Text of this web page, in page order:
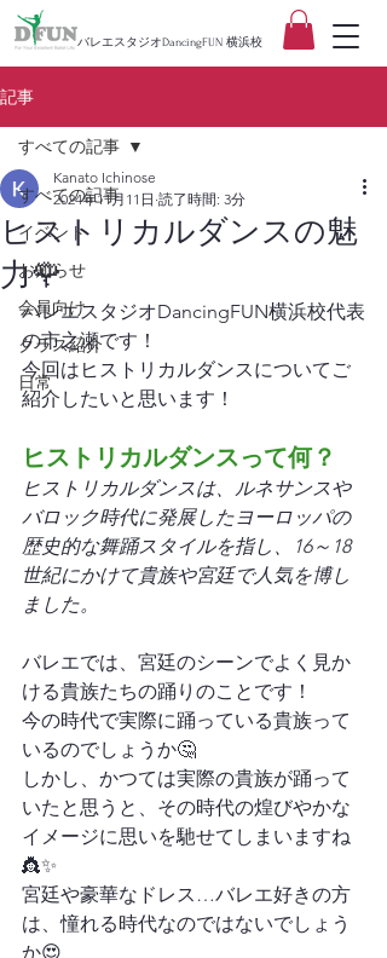
バレエスタジオDancingFUN 横浜校
記事
すべての記事
イベント
お知らせ
会員向け
クラス紹介
日常
すべての記事
ヒストリカルダンスの魅
力🌹
Kanato Ichinose
2024年11月11日 読了時間: 3分
バレエスタジオDancingFUN横浜校代表
の市之瀬です！
今回はヒストリカルダンスについてご
紹介したいと思います！
ヒストリカルダンスって何？
ヒストリカルダンスは、ルネサンスや
バロック時代に発展したヨーロッパの
歴史的な舞踊スタイルを指し、16～18
世紀にかけて貴族や宮廷で人気を博し
ました。
バレエでは、宮廷のシーンでよく見か
ける貴族たちの踊りのことです！
今の時代で実際に踊っている貴族って
いるのでしょうか🤔
しかし、かつては実際の貴族が踊って
いたと思うと、その時代の煌びやかな
イメージに思いを馳せてしまいますね
👸✨
宮廷や豪華なドレス…バレエ好きの方
は、憧れる時代なのではないでしょう
か😍